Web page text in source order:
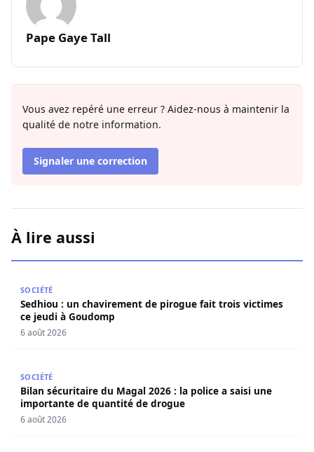
Pape Gaye Tall
Vous avez repéré une erreur ? Aidez-nous à maintenir la
qualité de notre information.
Signaler une correction
À lire aussi
SOCIÉTÉ
Sedhiou : un chavirement de pirogue fait trois victimes
ce jeudi à Goudomp
6 août 2026
SOCIÉTÉ
Bilan sécuritaire du Magal 2026 : la police a saisi une
importante de quantité de drogue
6 août 2026